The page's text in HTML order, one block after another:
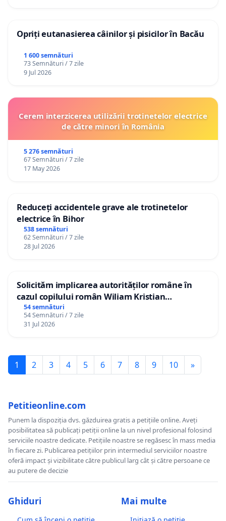
Opriți eutanasierea câinilor și pisicilor în Bacău
1 600 semnături
73 Semnături / 7 zile
9 Jul 2026
Cerem interzicerea utilizării trotinetelor electrice
de către minori în România
5 276 semnături
67 Semnături / 7 zile
17 May 2026
Reduceți accidentele grave ale trotinetelor
electrice în Bihor
538 semnături
62 Semnături / 7 zile
28 Jul 2026
Solicităm implicarea autorităților române în
cazul copilului român Wiliam Kristian
Gheorghe, aflat în plasament în Danemarca de
12 ani
54 semnături
54 Semnături / 7 zile
31 Jul 2026
1 2 3 4 5 6 7 8 9 10 »
Petitieonline.com
Punem la dispoziția dvs. găzduirea gratis a petițiile online. Aveți
posibilitatea să publicați petiții online la un nivel profesional folosind
serviciile noastre dedicate. Petițiile noastre se regăsesc în mass media
în fiecare zi. Publicarea petițiilor prin intermediul serviciilor noastre
oferă impact și vizibilitate către publicul larg cât și către persoane ce
au putere de decizie
Ghiduri Mai multe